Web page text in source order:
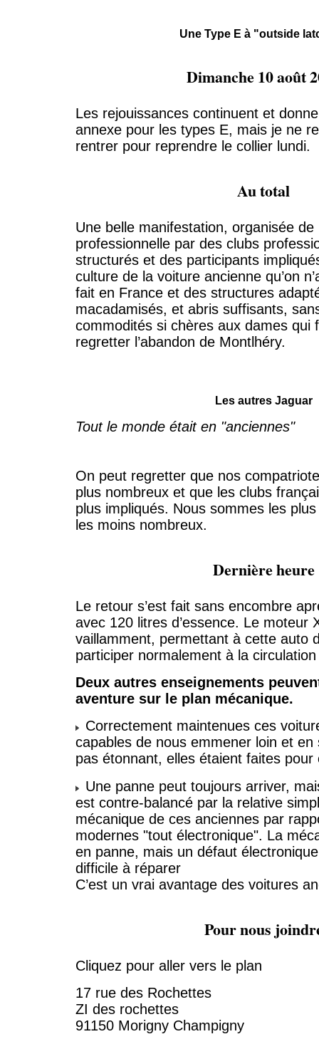
Une Type E à "outside
Dimanche 10 août
Les rejouissances continuent et
annexe pour les types E, mais je ne
rentrer pour reprendre le collier lundi.
Au total
Une belle manifestation, organisée
professionnelle par des clubs
structurés et des participants
culture de la voiture ancienne qu’on
fait en France et des structures
macadamisés, et abris suffisants,
commodités si chères aux dames qui
regretter l’abandon de Montlhéry.
Les autres Jaguar
Tout le monde était en "anciennes"
On peut regretter que nos
plus nombreux et que les clubs
plus impliqués. Nous sommes les
les moins nombreux.
Dernière heure
Le retour s’est fait sans encombre
avec 120 litres d’essence. Le moteur
vaillamment, permettant à cette auto
participer normalement à la
Deux autres enseignements
aventure sur le plan mécanique.
Correctement maintenues ces
capables de nous emmener loin et en
pas étonnant, elles étaient faites pour
Une panne peut toujours arriver,
est contre-balancé par la relative
mécanique de ces anciennes par
modernes "tout électronique". La
en panne, mais un défaut
difficile à réparer
C’est un vrai avantage des voitures
Pour nous
Cliquez pour aller vers le plan
17 rue des Rochettes
ZI des rochettes
91150 Morigny Champigny